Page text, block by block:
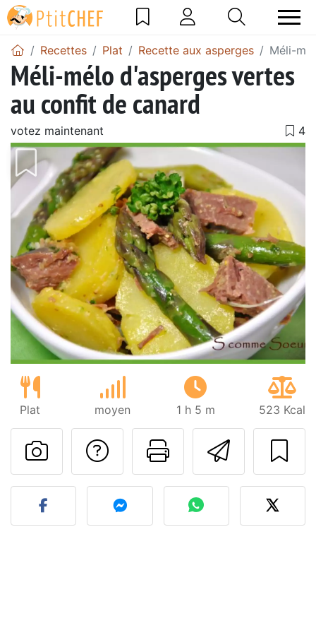
Recettes Plat Recette aux asperges Méli-
Méli-mélo d'asperges vertes
au confit de canard
votez maintenant
Plat moyen 1 h 5 m 523 Kcal
Imprimer
Poser une
Publier votre photo de